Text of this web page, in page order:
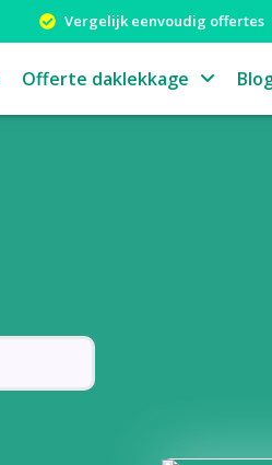
Vergelijk eenvoudig offertes
Offerte daklekkage